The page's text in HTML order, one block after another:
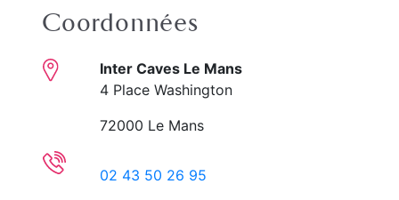
Coordonnées
Inter Caves Le Mans
4 Place Washington
72000 Le Mans
02 43 50 26 95